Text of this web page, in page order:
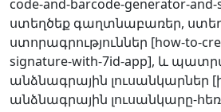
code-and-barcode-generator-
ստեղծեք գաղտնաբառեր,
ստորագրություններ [how-to-
signature-with-7id-app], և
անձնագրային լուսանկարներ
անձնագրային լուսանկարը-